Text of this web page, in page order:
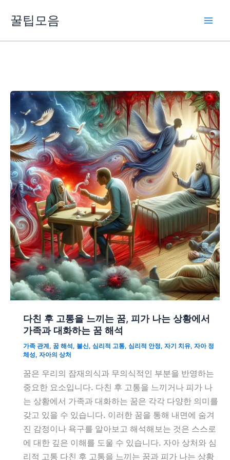
꿀팁모음
다친 후 고통을 느끼는 꿈, 피가 나는 상황에서
가족과 대화하는 꿈 해석
가족 관계 , 꿈 해석 , 불신, 심리적 고통, 심리적 안정, 자기 치유, 자아 정
체성, 자아의 상처
꿈은 우리의 잠재의식과 무의식적인 부분을 반영하는
중요한 요소입니다. 다친 후 고통을 느끼거나 피가 나
는 상황에서 가족과 대화하는 꿈은 각각 다양한 의미를
갖고 있을 수 있습니다. 이러한 꿈을 통해 내면에 숨겨
진 감정이나 욕구를 알아보고 해석해보는 것은 스스로
에 대한 깊은 이해를 도울 수 있습니다. 자아 상처와 심
리적 고통 다친 후 고통을 느끼는 꿈과 피가 나는 상황